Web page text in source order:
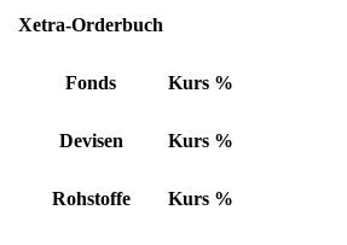
Xetra-Orderbuch
Fonds Kurs %
Devisen Kurs %
Rohstoffe Kurs %